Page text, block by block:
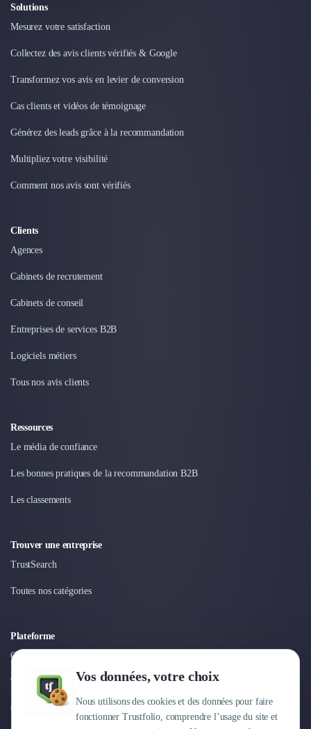
Vos données, votre choix
Nous utilisons des cookies et des données pour faire
fonctionner Trustfolio, comprendre l’usage du site et
Autres
Réhabilitation et maintenance
Courtage en Energie
Nettoyage & Ménage
Clubs & Réseaux Professionnels
Solutions
Mesurez votre satisfaction
Collectez des avis clients vérifiés & Google
Transformez vos avis en levier de conversion
Cas clients et vidéos de témoignage
Générez des leads grâce à la recommandation
Multipliez votre visibilité
Comment nos avis sont vérifiés
Clients
Agences
Cabinets de recrutement
Cabinets de conseil
Entreprises de services B2B
Logiciels métiers
Tous nos avis clients
Ressources
Le média de confiance
Les bonnes pratiques de la recommandation B2B
Les classements
Trouver une entreprise
TrustSearch
Toutes nos catégories
Plateforme
Connexion
Tarifs
Centre d'aide